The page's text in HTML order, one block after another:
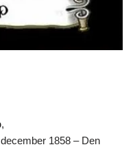
,
1858 – Den